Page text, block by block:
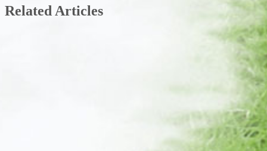
Related Articles